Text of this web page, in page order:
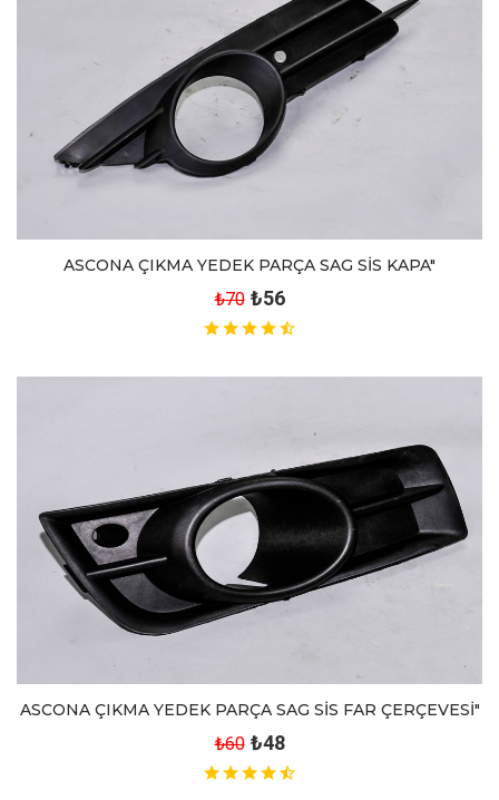
ASCONA ÇIKMA YEDEK PARÇA SAG SİS KAPA"
₺70 ₺56
ASCONA ÇIKMA YEDEK PARÇA SAG SİS FAR ÇERÇEVESİ"
₺60 ₺48